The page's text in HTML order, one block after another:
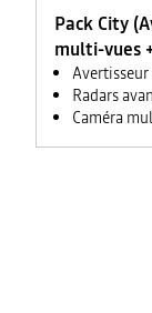
Pack City
multi-vues
Radars
Caméra